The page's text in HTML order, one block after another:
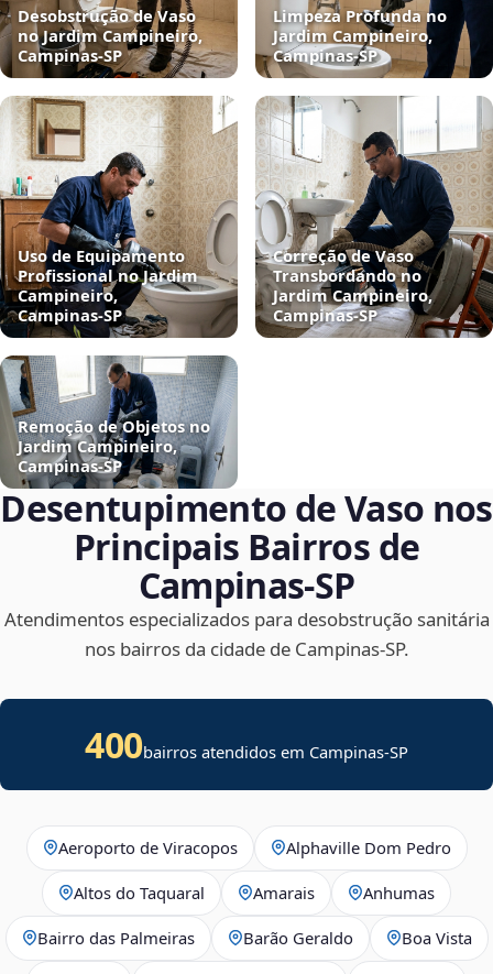
Desobstrução de Vaso
no Jardim Campineiro,
Campinas‑SP
Limpeza Profunda no
Jardim Campineiro,
Campinas‑SP
Uso de Equipamento
Profissional no Jardim
Campineiro,
Campinas‑SP
Correção de Vaso
Transbordando no
Jardim Campineiro,
Campinas‑SP
Remoção de Objetos no
Jardim Campineiro,
Campinas‑SP
Desentupimento de Vaso nos
Principais Bairros de
Campinas‑SP
Atendimentos especializados para desobstrução sanitária
nos bairros da cidade de Campinas‑SP.
400bairros atendidos em Campinas-SP
Aeroporto de Viracopos Alphaville Dom Pedro
Altos do Taquaral Amarais Anhumas
Bairro das Palmeiras Barão Geraldo Boa Vista